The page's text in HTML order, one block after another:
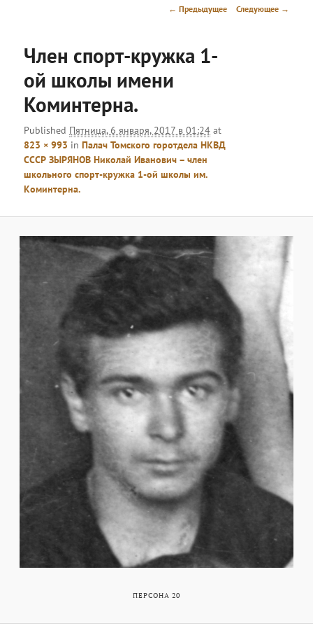
Навигация
← Предыдущее Следующее →
Член спорт-кружка 1-
ой школы имени
Коминтерна.
Published Пятница, 6 января, 2017 в 01:24 at
823 × 993 inПалач Томского горотдела НКВД
СССР ЗЫРЯНОВ Николай Иванович – член
школьного спорт-кружка 1-ой школы им.
Коминтерна.
ПЕРСОНА 20